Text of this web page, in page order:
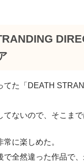
てた「DEATH
てないので、そこまで
に楽しめた。
で全然違った作品で